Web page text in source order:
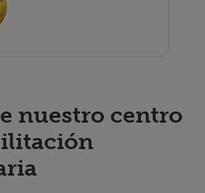
nuestro centro